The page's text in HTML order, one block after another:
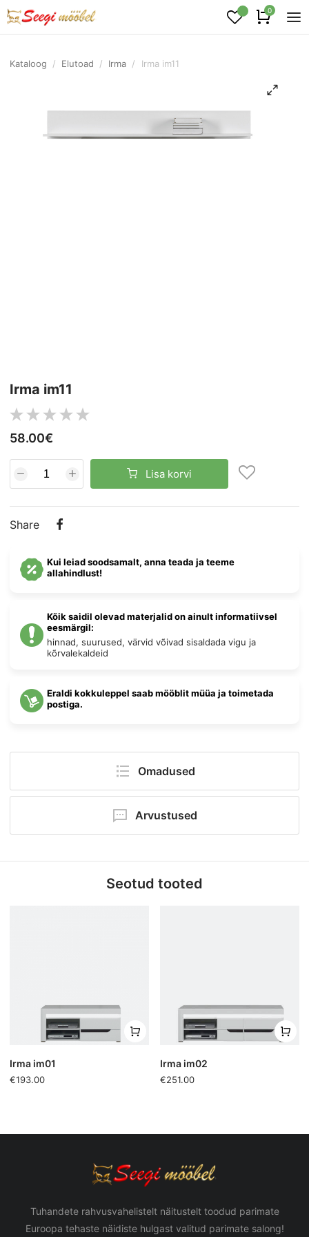
0
Kataloog / Elutoad / Irma / Irma im11
Irma im11
58.00€
Lisa korvi
Share
Kui leiad soodsamalt, anna teada ja teeme
allahindlust!
Kõik saidil olevad materjalid on ainult informatiivsel
eesmärgil:
hinnad, suurused, värvid võivad sisaldada vigu ja
kõrvalekaldeid
Eraldi kokkuleppel saab mööblit müüa ja toimetada
postiga.
Omadused
21.5 × 152 × 21 cm
Kõrgus: 21 cm
Laius: 152 cm
21.5 cm
Arvustused
Ole esimene kommenteerija!
Seotud tooted
Irma im01
€193.00
Irma im02
€251.00
Tuhandete rahvusvahelistelt näitustelt toodud parimate
Euroopa tehaste näidiste hulgast valitud parimate salong!